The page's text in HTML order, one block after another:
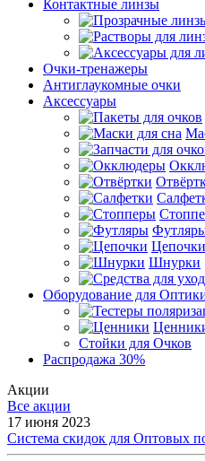
Контактные линзы
Очки-тренажеры
Антиглаукомные очки
Аксессуары
Цепочки
Шнурки
Оборудование для
Стойки для Очков
Распродажа 30%
Акции
Все акции
17 июня 2023
Система скидок для Оптовых